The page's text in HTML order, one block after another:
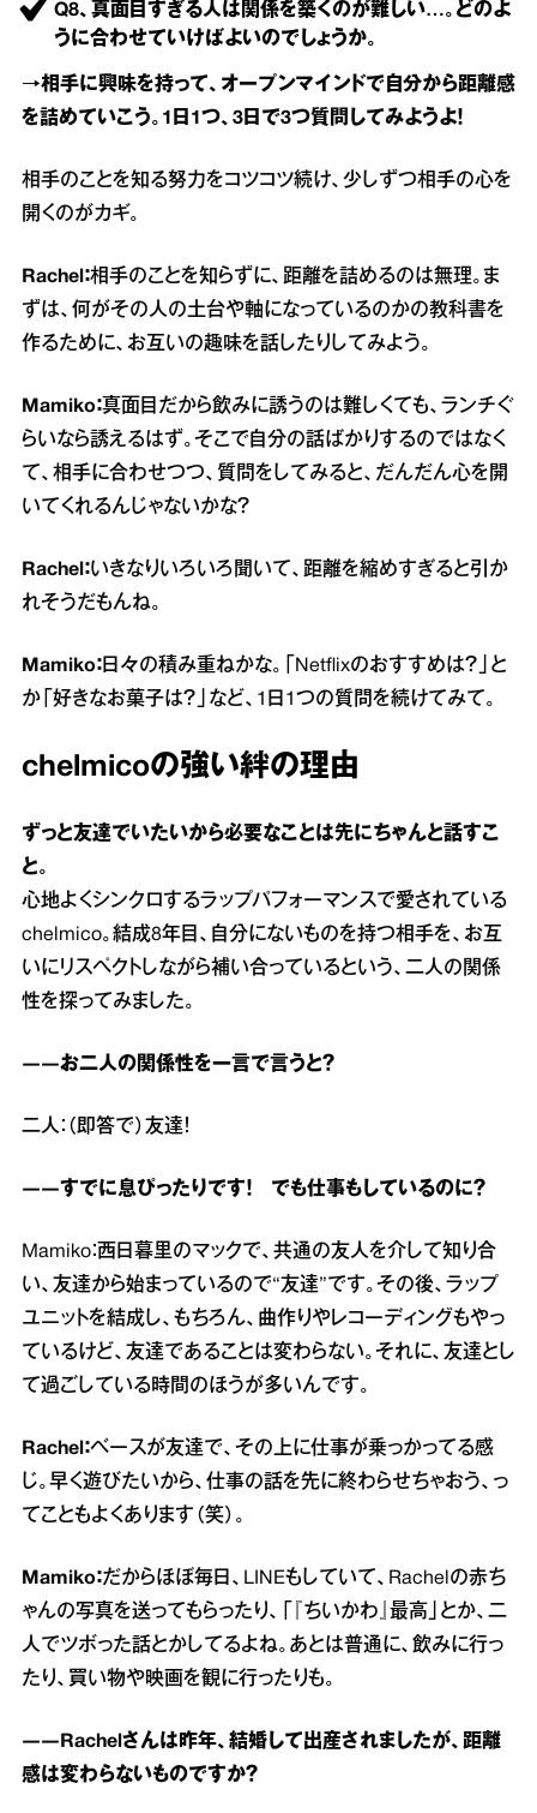
Q8、真面目すぎる人は関係を築くのが難しい…。どのよ
うに合わせていけばよいのでしょうか。
→相手に興味を持って、オープンマインドで自分から距離感
を詰めていこう。1日1つ、3日で3つ質問してみようよ！
相手のことを知る努力をコツコツ続け、少しずつ相手の心を
開くのがカギ。
Rachel：相手のことを知らずに、距離を詰めるのは無理。ま
ずは、何がその人の土台や軸になっているのかの教科書を
作るために、お互いの趣味を話したりしてみよう。
Mamiko：真面目だから飲みに誘うのは難しくても、ランチぐ
らいなら誘えるはず。そこで自分の話ばかりするのではなく
て、相手に合わせつつ、質問をしてみると、だんだん心を開
いてくれるんじゃないかな？
Rachel：いきなりいろいろ聞いて、距離を縮めすぎると引か
れそうだもんね。
Mamiko： 日々の積み重ねかな。「Netflixのおすすめは？」と
か「好きなお菓子は？」など、1日1つの質問を続けてみて。
chelmicoの強い絆の理由
ずっと友達でいたいから必要なことは先にちゃんと話すこ
と。
心地よくシンクロするラップパフォーマンスで愛されている
chelmico。結成8年目、自分にないものを持つ相手を、お互
いにリスペクトしながら補い合っているという、二人の関係
性を探ってみました。
――お二人の関係性を一言で言うと？
二人：（即答で）友達！
――すでに息ぴったりです！ でも仕事もしているのに？
Mamiko：西日暮里のマックで、共通の友人を介して知り合
い、友達から始まっているので“友達”です。その後、ラップ
ユニットを結成し、もちろん、曲作りやレコーディングもやっ
ているけど、友達であることは変わらない。それに、友達とし
て過ごしている時間のほうが多いんです。
Rachel：ベースが友達で、その上に仕事が乗っかってる感
じ。早く遊びたいから、仕事の話を先に終わらせちゃおう、っ
てこともよくあります（笑）。
Mamiko：だからほぼ毎日、LINEもしていて、Rachelの赤ち
ゃんの写真を送ってもらったり、「『ちいかわ』最高」とか、二
人でツボった話とかしてるよね。あとは普通に、飲みに行っ
たり、買い物や映画を観に行ったりも。
――Rachelさんは昨年、結婚して出産されましたが、距離
感は変わらないものですか？